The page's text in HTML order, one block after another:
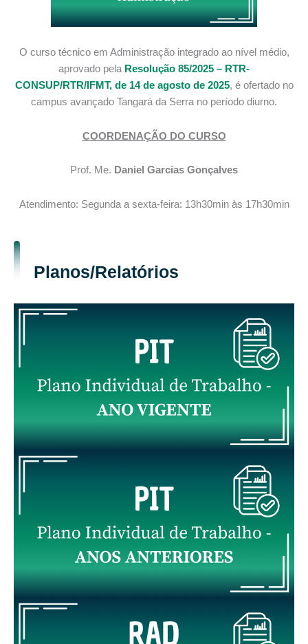
O curso técnico em Administração integrado ao nível médio,
aprovado pela Resolução 85/2025 – RTR-
CONSUP/RTR/IFMT, de 14 de agosto de 2025, é ofertado no
campus avançado Tangará da Serra no período diurno.
COORDENAÇÃO DO CURSO
Prof. Me. Daniel Garcias Gonçalves
Atendimento: Segunda a sexta-feira: 13h30min às 17h30min
Planos/Relatórios